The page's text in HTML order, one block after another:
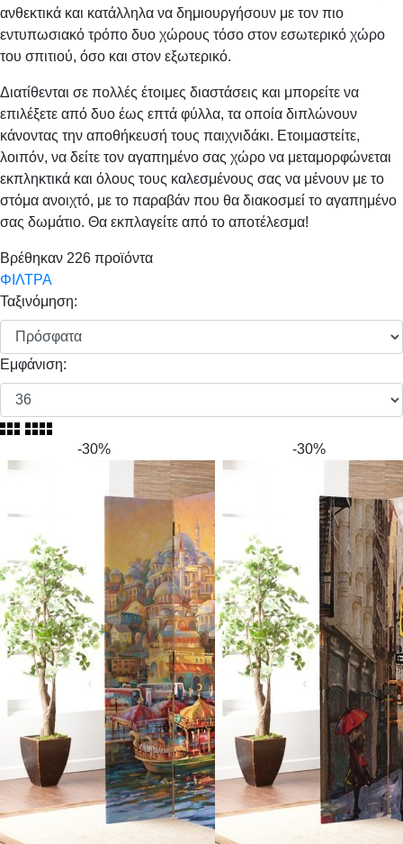
ανθεκτικά και κατάλληλα να δημιουργήσουν με τον πιο
εντυπωσιακό τρόπο δυο χώρους τόσο στον εσωτερικό χώρο
του σπιτιού, όσο και στον εξωτερικό.
Διατίθενται σε πολλές έτοιμες διαστάσεις και μπορείτε να
επιλέξετε από δυο έως επτά φύλλα, τα οποία διπλώνουν
κάνοντας την αποθήκευσή τους παιχνιδάκι. Ετοιμαστείτε,
λοιπόν, να δείτε τον αγαπημένο σας χώρο να μεταμορφώνεται
εκπληκτικά και όλους τους καλεσμένους σας να μένουν με το
στόμα ανοιχτό, με το παραβάν που θα διακοσμεί το αγαπημένο
σας δωμάτιο. Θα εκπλαγείτε από το αποτέλεσμα!
Βρέθηκαν 226 προϊόντα
ΦΙΛΤΡΑ
Ταξινόμηση:
Εμφάνιση:
-30% -30%